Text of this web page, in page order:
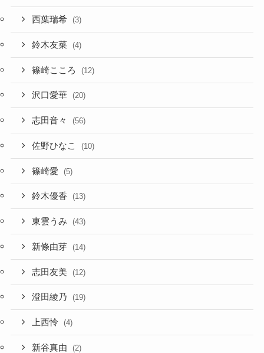
西葉瑞希 (3)
鈴木友菜 (4)
篠崎こころ (12)
沢口愛華 (20)
志田音々 (56)
佐野ひなこ (10)
篠崎愛 (5)
鈴木優香 (13)
東雲うみ (43)
新條由芽 (14)
志田友美 (12)
澄田綾乃 (19)
上西怜 (4)
新谷真由 (2)